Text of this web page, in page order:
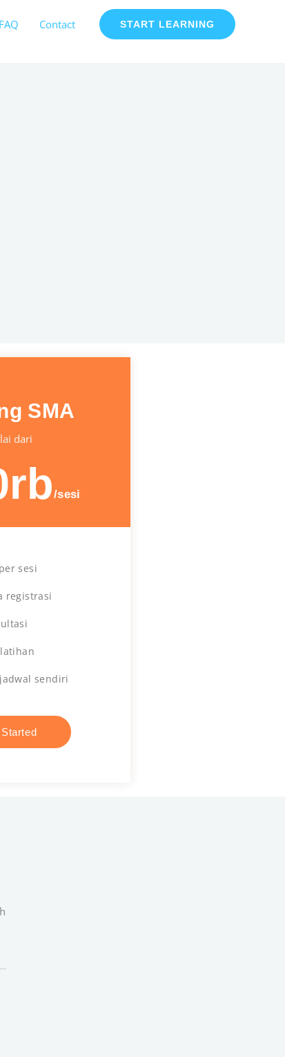
Contact START LEARNING
SMA
dari
/sesi
sesi
registrasi
sendiri